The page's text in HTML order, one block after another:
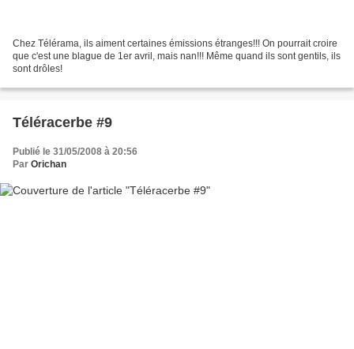
Chez Télérama, ils aiment certaines émissions étranges!!! On pourrait croire
que c'est une blague de 1er avril, mais nan!!! Même quand ils sont gentils, ils
sont drôles!
Téléracerbe #9
Publié le 31/05/2008 à 20:56
Par Orichan